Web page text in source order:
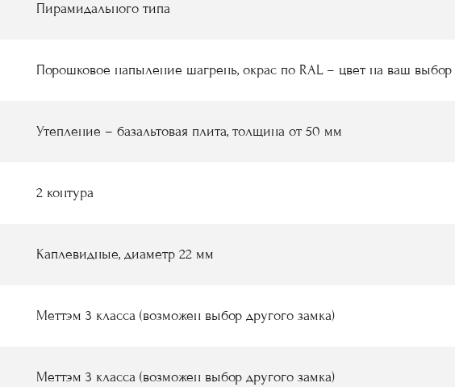
Пирамидального типа
Порошковое напыление шагрень, окрас по RAL – цвет на ваш выбор
Утепление – базальтовая плита, толщина от 50 мм
2 контура
Каплевидные, диаметр 22 мм
Меттэм 3 класса (возможен выбор другого замка)
Меттэм 3 класса (возможен выбор другого замка)